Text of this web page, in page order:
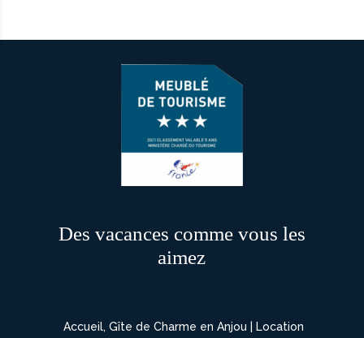
Des vacances comme vous les
aimez
Accueil, Gîte de Charme en Anjou | Location